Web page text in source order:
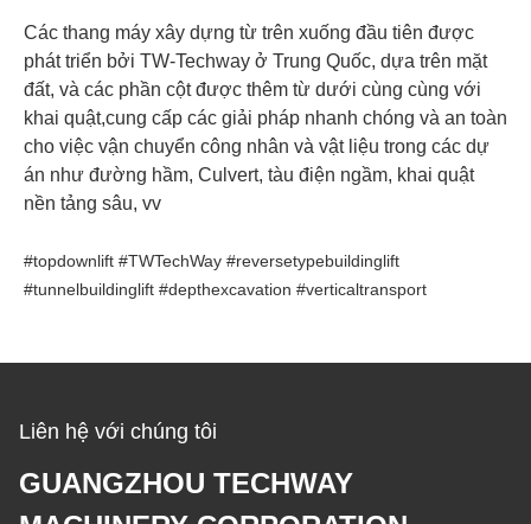
Các thang máy xây dựng từ trên xuống đầu tiên được
phát triển bởi TW-Techway ở Trung Quốc, dựa trên mặt
đất, và các phần cột được thêm từ dưới cùng cùng với
khai quật,cung cấp các giải pháp nhanh chóng và an toàn
cho việc vận chuyển công nhân và vật liệu trong các dự
án như đường hầm, Culvert, tàu điện ngầm, khai quật
nền tảng sâu, vv
#topdownlift #TWTechWay #reversetypebuildinglift
#tunnelbuildinglift #depthexcavation #verticaltransport
Liên hệ với chúng tôi
GUANGZHOU TECHWAY